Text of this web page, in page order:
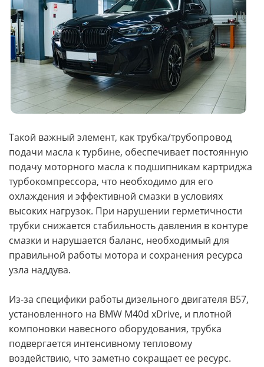
Такой важный элемент, как трубка/трубопровод
подачи масла к турбине, обеспечивает постоянную
подачу моторного масла к подшипникам картриджа
турбокомпрессора, что необходимо для его
охлаждения и эффективной смазки в условиях
высоких нагрузок. При нарушении герметичности
трубки снижается стабильность давления в контуре
смазки и нарушается баланс, необходимый для
правильной работы мотора и сохранения ресурса
узла наддува.
Из-за специфики работы дизельного двигателя B57,
установленного на BMW M40d xDrive, и плотной
компоновки навесного оборудования, трубка
подвергается интенсивному тепловому
воздействию, что заметно сокращает ее ресурс.